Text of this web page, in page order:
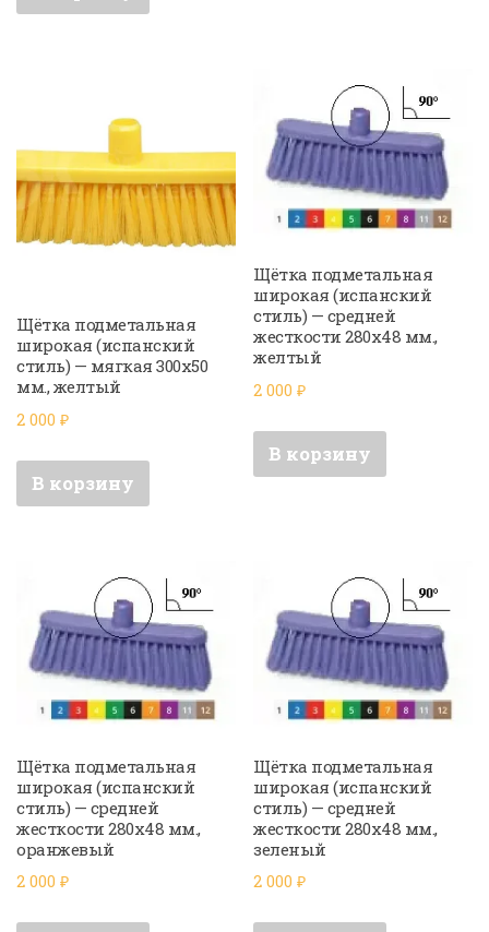
Щётка подметальная
широкая (испанский
стиль) — мягкая 300х50
мм., желтый
2 000 ₽
В корзину
Щётка подметальная
широкая (испанский
стиль) — средней
жесткости 280х48 мм.,
желтый
2 000₽
В корзину
Щётка подметальная
широкая (испанский
стиль) — средней
жесткости 280х48 мм.,
оранжевый
2 000 ₽
Щётка подметальная
широкая (испанский
стиль) — средней
жесткости 280х48 мм.,
зеленый
2 000₽